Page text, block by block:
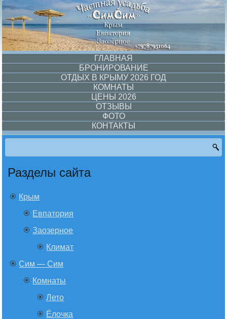
ГЛАВНАЯ
БРОНИРОВАНИЕ
ОТДЫХ В КРЫМУ 2026 ГОД
КОМНАТЫ
ЦЕНЫ 2026
ОТЗЫВЫ
ФОТО
КОНТАКТЫ
Разделы сайта
Крым
Евпатория
Заозерное
Климат
Сим — Сим
Комнаты
Лето
Ёлочка